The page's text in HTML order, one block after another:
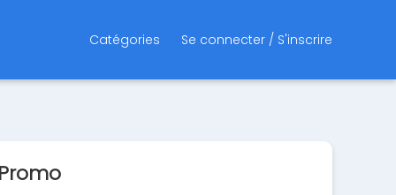
Catégories Se connecter / S'inscrire